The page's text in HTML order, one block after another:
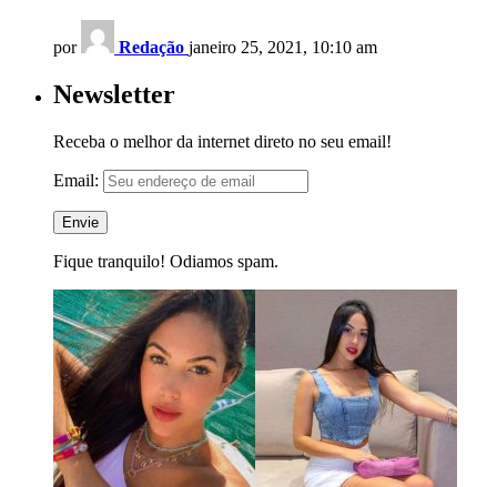
por Redação janeiro 25, 2021, 10:10 am
Newsletter
Receba o melhor da internet direto no seu email!
Email:
Fique tranquilo! Odiamos spam.